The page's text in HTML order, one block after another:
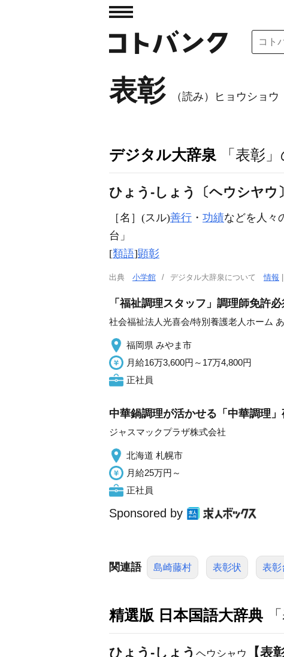
表彰 （読み）ヒョウショウ
デジタル大辞泉 「表彰
ひょう‐しょう〔ヘウシヤウ
［名］ (スル)善行 ・ 功績などを人々
台」
[類語]顕彰
出典 小学館 デジタル大辞泉について情報
「福祉調理スタッフ」調理師免許
社会福祉法人光喜会/特別養護老人ホーム
福岡県 みやま市
月給16万3,600円～17万4,800円
正社員
中華鍋調理が活かせる「中華調理
ジャスマックプラザ株式会社
北海道 札幌市
月給25万円～
正社員
Sponsored by
関連語 島崎藤村 表彰状 表彰
精選版 日本国語大辞典
ひょう‐しょう ヘウシャウ 【表